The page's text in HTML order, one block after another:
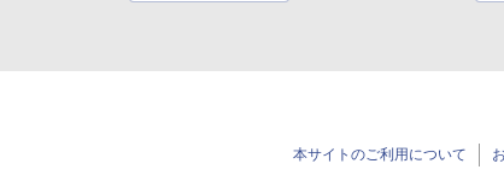
本サイトのご利用について